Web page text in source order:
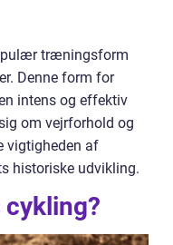
træningsform
Denne form for
intens og effektiv
om vejrforhold og
vigtigheden af
historiske udvikling.
cykling?